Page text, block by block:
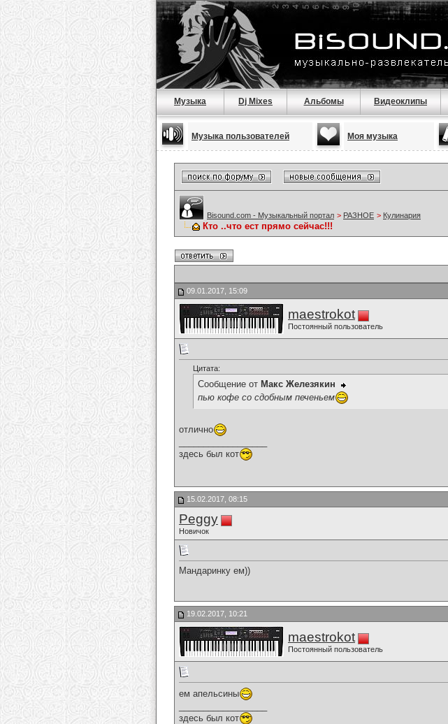
Музыка Dj Mixes Альбомы Видеоклипы
Музыка пользователей Моя музыка
Bisound.com - Музыкальный портал > РАЗНОЕ > Кулинария
Кто ..что ест прямо сейчас!!!
09.01.2017, 15:09
maestrokot
Постоянный пользователь
Цитата:
Сообщение от Макс Железякин
пью кофе со сдобным печеньем
отлично
здесь был кот
15.02.2017, 08:15
Peggy
Новичок
Мандаринку ем))
19.02.2017, 10:21
maestrokot
Постоянный пользователь
ем апельсины
здесь был кот